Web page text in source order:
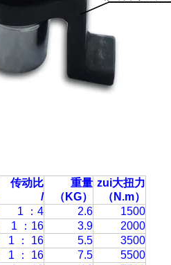
传动比
/
重量
（KG）
zui大扭力
（N.m）
1 ：4 2.6
1500
1 ：16 3.9
2000
1 ： 16 5.5
3500
1 ： 16 7.5
5500